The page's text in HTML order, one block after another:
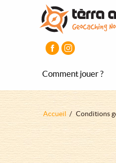
Comment jouer ?
Fil
Accueil Conditions